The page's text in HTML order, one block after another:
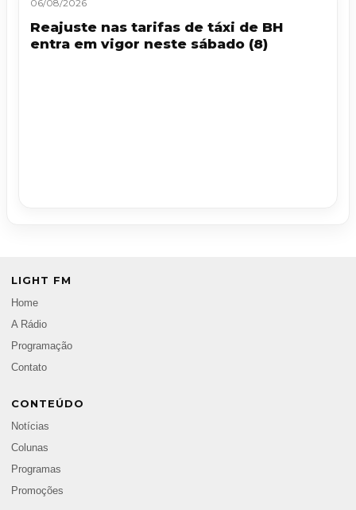
06/08/2026
Reajuste nas tarifas de táxi de BH
entra em vigor neste sábado (8)
LIGHT FM
Home
A Rádio
Programação
Contato
CONTEÚDO
Notícias
Colunas
Programas
Promoções